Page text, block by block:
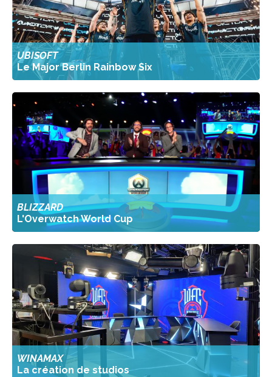
UBISOFT
Le Major Berlin Rainbow Six
BLIZZARD
L'Overwatch World Cup
WINAMAX
La création de studios